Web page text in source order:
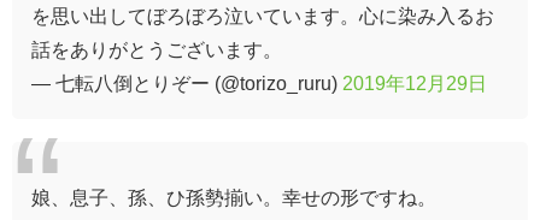
を思い出してぼろぼろ泣いています。心に染み入るお
話をありがとうございます。
— 七転八倒とりぞー (@torizo_ruru) 2019年12月29日
娘、息子、孫、ひ孫勢揃い。幸せの形ですね。